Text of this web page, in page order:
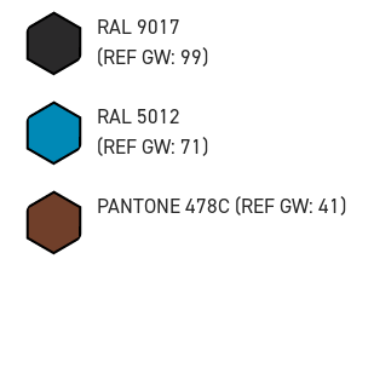
RAL 9017
(REF GW: 99)
RAL 5012
(REF GW: 71)
PANTONE 478C (REF GW: 41)